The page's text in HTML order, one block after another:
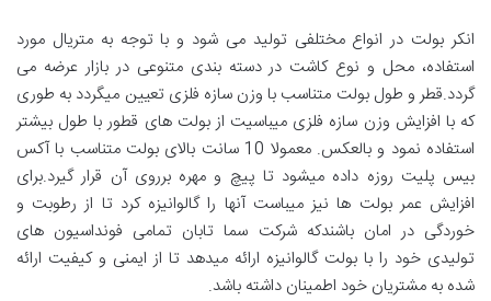
انکر بولت در انواع مختلفی تولید می ‌شود و با توجه به متریال مورد
استفاده، محل و نوع کاشت در دسته ‌بندی متنوعی در بازار عرضه می
‌گردد.قطر و طول بولت متناسب با وزن سازه فلزی تعیین میگردد به طوری
که با افزایش وزن سازه فلزی میباسیت از بولت های قطور با طول بیشتر
استفاده نمود و بالعکس. معمولا 10 سانت بالای بولت متناسب با آکس
بیس پلیت روزه داده میشود تا پیچ و مهره برروی آن قرار گیرد.برای
افزایش عمر بولت ها نیز میباست آنها را گالوانیزه کرد تا از رطوبت و
خوردگی در امان باشندکه شرکت سما تابان تمامی فونداسیون های
تولیدی خود را با بولت گالوانیزه ارائه میدهد تا از ایمنی و کیفیت ارائه
شده به مشتریان خود اطمینان داشته باشد.